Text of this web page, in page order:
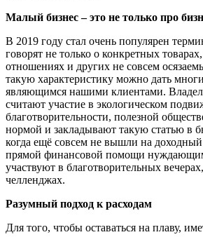
Малый бизнес – это не только про
В 2019 году стал очень популярен
говорят не только о конкретных
отношениях и других не совсем
такую характеристику можно дать
являющимся нашими клиентами.
считают участие в экологическом
благотворительности, полезной
нормой и закладывают такую статью в
когда ещё совсем не вышли на
прямой финансовой помощи
участвуют в благотворительных
челленджах.
Разумный подход к расходам
Для того, чтобы оставаться на плаву,